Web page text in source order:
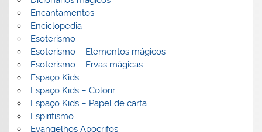
Encantamentos
Enciclopedia
Esoterismo
Esoterismo – Elementos mágicos
Esoterismo – Ervas mágicas
Espaço Kids
Espaço Kids – Colorir
Espaço Kids – Papel de carta
Espiritismo
Evangelhos Apócrifos